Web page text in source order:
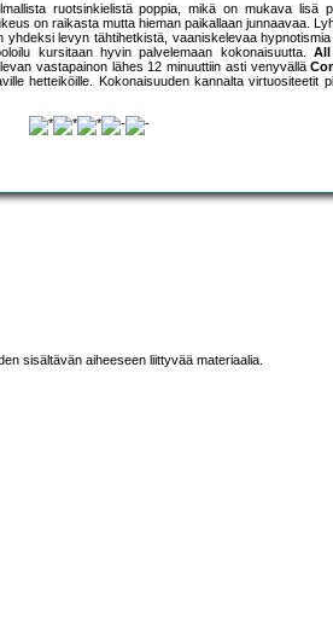
ruotsinkielistä poppia, mikä on mukava lisä
on raikasta mutta hieman paikallaan junnaavaa.
yhdeksi levyn tähtihetkistä, vaaniskelevaa
kursitaan hyvin palvelemaan kokonaisuutta. All
vastapainon lähes 12 minuuttiin asti venyvällä
hetteiköille. Kokonaisuuden kannalta virtuositeetit
sisältävän aiheeseen liittyvää materiaalia.